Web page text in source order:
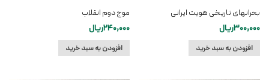
بحرانهای تاریخی هویت ایرانی
300,000ریال
افزودن به سبد خرید
موج دوم انقلاب
240,000ریال
افزودن به سبد خرید